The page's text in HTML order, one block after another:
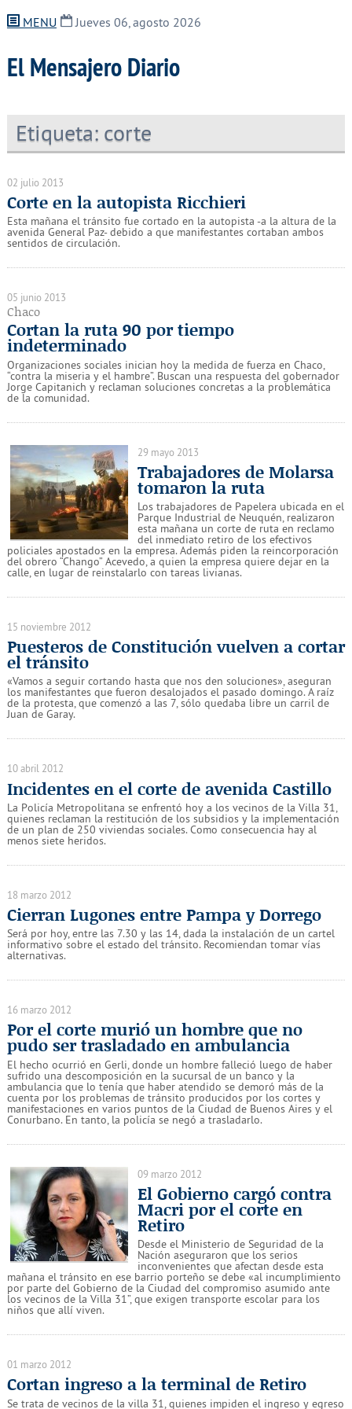
MENU Jueves 06, agosto 2026
El Mensajero Diario
Etiqueta: corte
02 julio 2013
Corte en la autopista Ricchieri
Esta mañana el tránsito fue cortado en la autopista -a la altura de la
avenida General Paz- debido a que manifestantes cortaban ambos
sentidos de circulación.
05 junio 2013
Chaco
Cortan la ruta 90 por tiempo
indeterminado
Organizaciones sociales inician hoy la medida de fuerza en Chaco,
“contra la miseria y el hambre”. Buscan una respuesta del gobernador
Jorge Capitanich y reclaman soluciones concretas a la problemática
de la comunidad.
29 mayo 2013
Trabajadores de Molarsa
tomaron la ruta
Los trabajadores de Papelera ubicada en el
Parque Industrial de Neuquén, realizaron
esta mañana un corte de ruta en reclamo
del inmediato retiro de los efectivos
policiales apostados en la empresa. Además piden la reincorporación
del obrero “Chango” Acevedo, a quien la empresa quiere dejar en la
calle, en lugar de reinstalarlo con tareas livianas.
15 noviembre 2012
Puesteros de Constitución vuelven a cortar
el tránsito
«Vamos a seguir cortando hasta que nos den soluciones», aseguran
los manifestantes que fueron desalojados el pasado domingo. A raíz
de la protesta, que comenzó a las 7, sólo quedaba libre un carril de
Juan de Garay.
10 abril 2012
Incidentes en el corte de avenida Castillo
La Policía Metropolitana se enfrentó hoy a los vecinos de la Villa 31,
quienes reclaman la restitución de los subsidios y la implementación
de un plan de 250 viviendas sociales. Como consecuencia hay al
menos siete heridos.
18 marzo 2012
Cierran Lugones entre Pampa y Dorrego
Será por hoy, entre las 7.30 y las 14, dada la instalación de un cartel
informativo sobre el estado del tránsito. Recomiendan tomar vías
alternativas.
16 marzo 2012
Por el corte murió un hombre que no
pudo ser trasladado en ambulancia
El hecho ocurrió en Gerli, donde un hombre falleció luego de haber
sufrido una descomposición en la sucursal de un banco y la
ambulancia que lo tenía que haber atendido se demoró más de la
cuenta por los problemas de tránsito producidos por los cortes y
manifestaciones en varios puntos de la Ciudad de Buenos Aires y el
Conurbano. En tanto, la policía se negó a trasladarlo.
09 marzo 2012
El Gobierno cargó contra
Macri por el corte en
Retiro
Desde el Ministerio de Seguridad de la
Nación aseguraron que los serios
inconvenientes que afectan desde esta
mañana el tránsito en ese barrio porteño se debe «al incumplimiento
por parte del Gobierno de la Ciudad del compromiso asumido ante
los vecinos de la Villa 31”, que exigen transporte escolar para los
niños que allí viven.
01 marzo 2012
Cortan ingreso a la terminal de Retiro
Se trata de vecinos de la villa 31, quienes impiden el ingreso y egreso